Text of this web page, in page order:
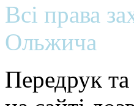
Всі права
Ольжича
Передрук